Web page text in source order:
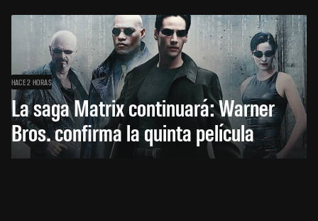
HACE 2 HORAS
La saga Matrix continuará: Warner
Bros. confirma la quinta película